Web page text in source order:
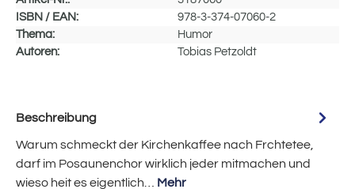
ISBN / EAN:
978-3-374-07060-2
Thema:
Humor
Autoren:
Tobias Petzoldt
Beschreibung
Warum schmeckt der Kirchenkaffee nach Frchtetee,
darf im Posaunenchor wirklich jeder mitmachen und
wieso heit es eigentlich… Mehr